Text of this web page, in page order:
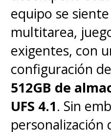
preocuparse
mientras que el
se mantiene,
más refinado
ajuste más
la posibilidad
en actividades
equipo se
multitarea,
exigentes, con
configuración de
512GB de
UFS 4.1. Sin
personalización